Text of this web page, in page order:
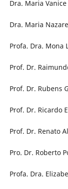
Dra. Maria
Dra. Maria
Profa. Dra. Mona
Prof. Dr.
Prof. Dr. Rubens
Prof. Dr. Ricardo
Prof. Dr. Renato
Pro. Dr. Roberto
Profa. Dra.